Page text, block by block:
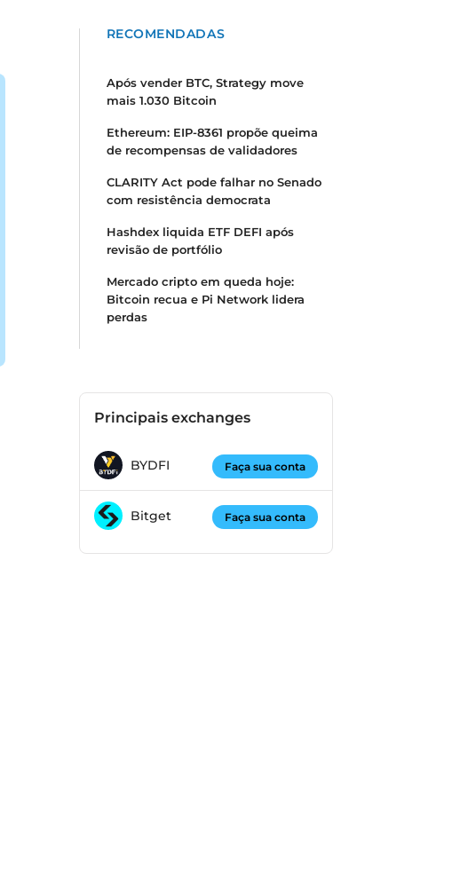
RECOMENDADAS
Após vender BTC, Strategy move
mais 1.030 Bitcoin
Ethereum: EIP-8361 propõe queima
de recompensas de validadores
CLARITY Act pode falhar no Senado
com resistência democrata
Hashdex liquida ETF DEFI após
revisão de portfólio
Mercado cripto em queda hoje:
Bitcoin recua e Pi Network lidera
perdas
Principais exchanges
BYDFI Faça sua conta
Bitget Faça sua conta